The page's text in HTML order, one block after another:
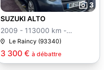
3
3 300 € à débattre
SUZUKI ALTO
2009 - 113000 km -
Manuelle
Le Raincy (93340)